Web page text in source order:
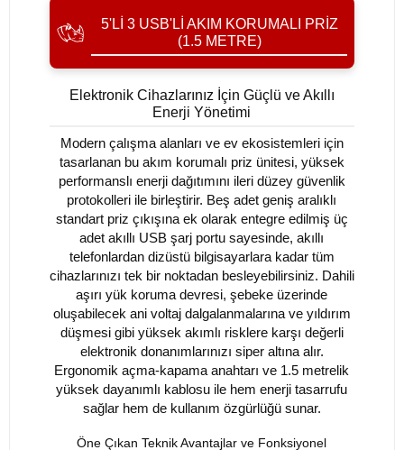
5'LI 3 USB'LI AKIM KORUMALI PRIZ
(1.5 METRE)
Elektronik Cihazlarınız İçin Güçlü ve Akıllı
Enerji Yönetimi
Modern çalışma alanları ve ev ekosistemleri için
tasarlanan bu akım korumalı priz ünitesi, yüksek
performanslı enerji dağıtımını ileri düzey güvenlik
protokolleri ile birleştirir. Beş adet geniş aralıklı
standart priz çıkışına ek olarak entegre edilmiş üç
adet akıllı USB şarj portu sayesinde, akıllı
telefonlardan dizüstü bilgisayarlara kadar tüm
cihazlarınızı tek bir noktadan besleyebilirsiniz. Dahili
aşırı yük koruma devresi, şebeke üzerinde
oluşabilecek ani voltaj dalgalanmalarına ve yıldırım
düşmesi gibi yüksek akımlı risklere karşı değerli
elektronik donanımlarınızı siper altına alır.
Ergonomik açma-kapama anahtarı ve 1.5 metrelik
yüksek dayanımlı kablosu ile hem enerji tasarrufu
sağlar hem de kullanım özgürlüğü sunar.
Öne Çıkan Teknik Avantajlar ve Fonksiyonel